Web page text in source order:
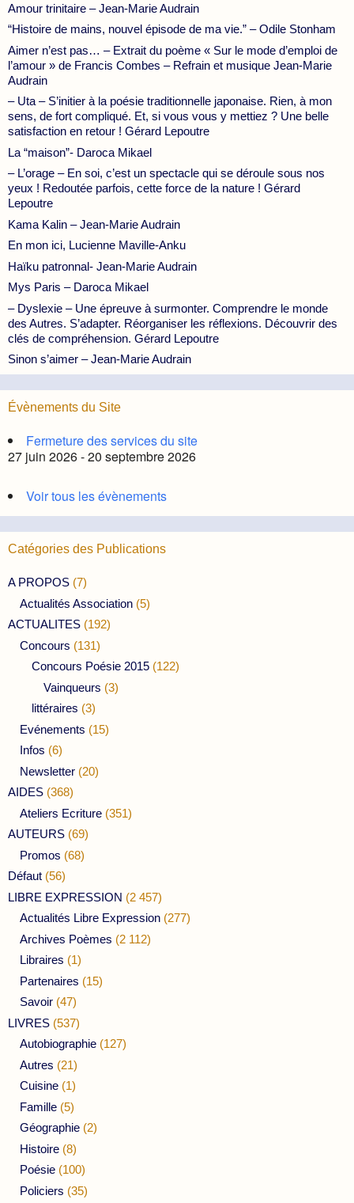
Amour trinitaire – Jean-Marie Audrain
“Histoire de mains, nouvel épisode de ma vie.” – Odile Stonham
Aimer n’est pas… – Extrait du poème « Sur le mode d’emploi de
l’amour » de Francis Combes – Refrain et musique Jean-Marie
Audrain
– Uta – S’initier à la poésie traditionnelle japonaise. Rien, à mon
sens, de fort compliqué. Et, si vous vous y mettiez ? Une belle
satisfaction en retour ! Gérard Lepoutre
La “maison”- Daroca Mikael
– L’orage – En soi, c’est un spectacle qui se déroule sous nos
yeux ! Redoutée parfois, cette force de la nature ! Gérard
Lepoutre
Kama Kalin – Jean-Marie Audrain
En mon ici, Lucienne Maville-Anku
Haïku patronnal- Jean-Marie Audrain
Mys Paris – Daroca Mikael
– Dyslexie – Une épreuve à surmonter. Comprendre le monde
des Autres. S’adapter. Réorganiser les réflexions. Découvrir des
clés de compréhension. Gérard Lepoutre
Sinon s’aimer – Jean-Marie Audrain
Évènements du Site
Fermeture des services du site
27 juin 2026 - 20 septembre 2026
Voir tous les évènements
Catégories des Publications
A PROPOS (7)
Actualités Association (5)
ACTUALITES (192)
Concours (131)
Concours Poésie 2015 (122)
Vainqueurs (3)
littéraires (3)
Evénements (15)
Infos (6)
Newsletter (20)
AIDES (368)
Ateliers Ecriture (351)
AUTEURS (69)
Promos (68)
Défaut (56)
LIBRE EXPRESSION (2 457)
Actualités Libre Expression (277)
Archives Poèmes (2 112)
Libraires (1)
Partenaires (15)
Savoir (47)
LIVRES (537)
Autobiographie (127)
Autres (21)
Cuisine (1)
Famille (5)
Géographie (2)
Histoire (8)
Poésie (100)
Policiers (35)